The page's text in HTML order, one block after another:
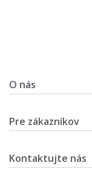
O nás
Pre zákazníkov
Kontaktujte nás